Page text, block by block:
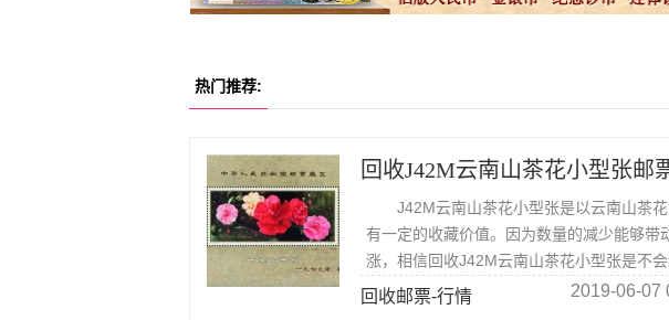
热门推荐:
回收J42M云南山茶花小型张邮
J42M云南山茶花小型张是以云南山茶花
有一定的收藏价值。因为数量的减少能够带
涨，相信回收J42M云南山茶花小型张是不会
回收邮票-行情 2019-06-07